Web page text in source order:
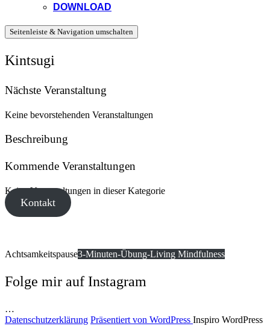
DOWNLOAD
Seitenleiste & Navigation umschalten
Kintsugi
Nächste Veranstaltung
Keine bevorstehenden Veranstaltungen
Beschreibung
Kommende Veranstaltungen
Keine Veranstaltungen in dieser Kategorie
Kontakt
Achtsamkeitspause3-Minuten-Übung-Living Mindfulness
Folge mir auf Instagram
…
Datenschutzerklärung Präsentiert von WordPress Inspiro WordPress